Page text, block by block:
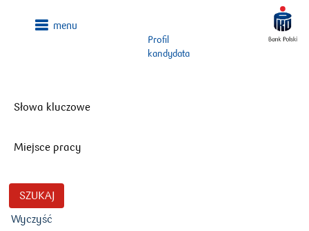
Profil
kandydata
Słowa kluczowe
Miejsce pracy
Wyczyść